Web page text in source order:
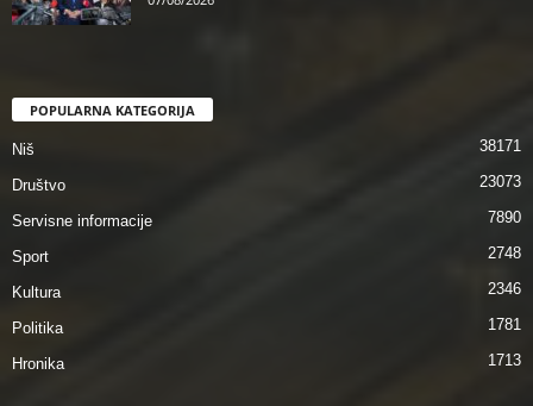
POPULARNA KATEGORIJA
Niš 38171
Društvo 23073
Servisne informacije 7890
Sport 2748
Kultura 2346
Politika 1781
Hronika 1713